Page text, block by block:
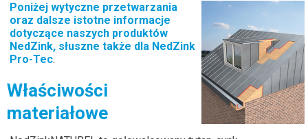
Poniżej wytyczne przetwarzania
oraz dalsze istotne informacje
dotyczące naszych produktów
NedZink, słuszne także dla NedZink
Pro-Tec.
Właściwości
materiałowe